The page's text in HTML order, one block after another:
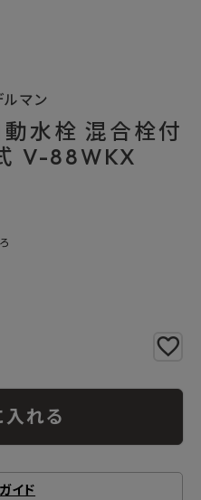
マン
水栓 混合栓付
V-88WKX
入れる
イド